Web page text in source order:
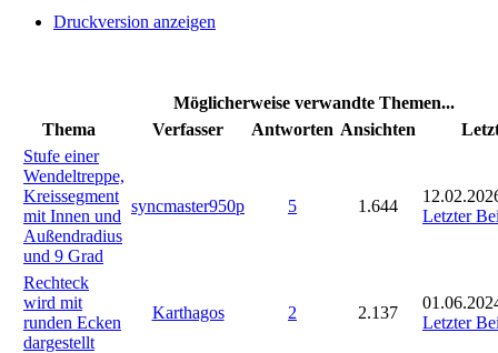
Druckversion anzeigen
Möglicherweise verwandte Themen...
Thema
Verfasser Antworten Ansichten
Stufe einer
Wendeltreppe,
Kreissegment
mit Innen und
Außendradius
und 9 Grad
syncmaster950p 5 1.644
Letzter
Rechteck
wird mit
runden Ecken
dargestellt
Karthagos 2 2.137
Letzter